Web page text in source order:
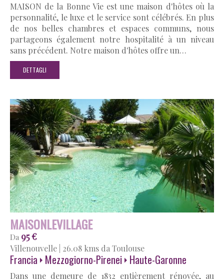
MAISON de la Bonne Vie est une maison d'hôtes où la
personnalité, le luxe et le service sont célébrés. En plus
de nos belles chambres et espaces communs, nous
partageons également notre hospitalité à un niveau
sans précédent. Notre maison d'hôtes offre un…
DETTAGLI
MAISONLEVILLAGE
Da 95 €
Villenouvelle 26.08 kms da Toulouse
Francia Mezzogiorno-Pirenei Haute-Garonne
Dans une demeure de 1832 entièrement rénovée, au